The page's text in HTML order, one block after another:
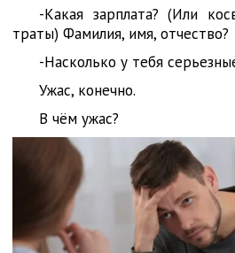
-Какая зарплата? (Или
траты) Фамилия, имя, отчество?
-Насколько у тебя
Ужас, конечно.
В чём ужас?